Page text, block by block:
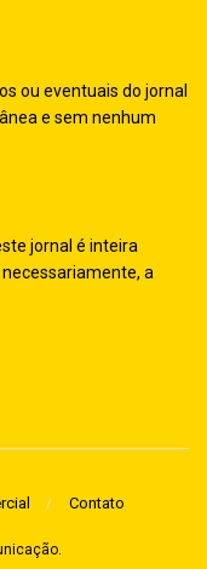
ou eventuais do jornal
e sem nenhum
jornal é inteira
a
Contato
.